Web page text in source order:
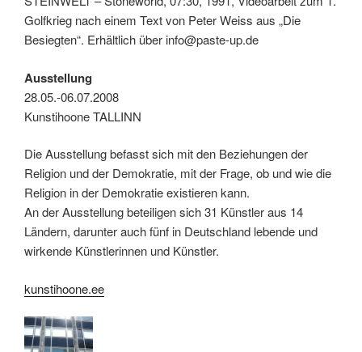
Golfkrieg nach einem Text von Peter Weiss aus „Die
Besiegten“. Erhältlich über info@paste-up.de
Ausstellung
28.05.-06.07.2008
Kunstihoone TALLINN
Die Ausstellung befasst sich mit den Beziehungen der
Religion und der Demokratie, mit der Frage, ob und wie die
Religion in der Demokratie existieren kann.
An der Ausstellung beteiligen sich 31 Künstler aus 14
Ländern, darunter auch fünf in Deutschland lebende und
wirkende Künstlerinnen und Künstler.
kunstihoone.ee